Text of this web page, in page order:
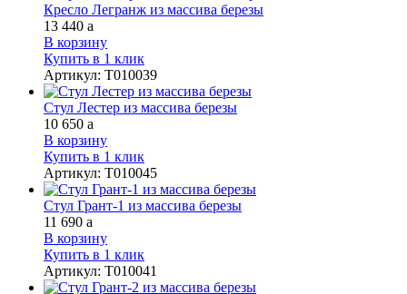
Кресло Легранж из массива березы
13 440 a
В корзину
Купить в 1 клик
Артикул: Т010039
Стул Лестер из массива березы
10 650 a
В корзину
Купить в 1 клик
Артикул: Т010045
Стул Грант-1 из массива березы
11 690 a
В корзину
Купить в 1 клик
Артикул: Т010041